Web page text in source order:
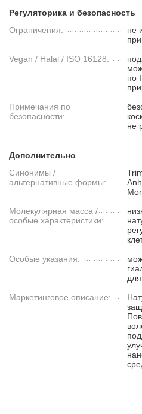
Регуляторика и безопасность
Ограничения:
не
Vegan / Halal / ISO 16128:
по
Примечания по
безопасности:
не
Дополнительно
Синонимы /
альтернативные формы:
Молекулярная масса /
особые характеристики:
Особые указания:
Маркетинговое описание: